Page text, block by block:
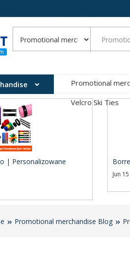
Promotional
Velcro Ski Ties
| Personalizowane
Jun
Promotional merchandise Blog